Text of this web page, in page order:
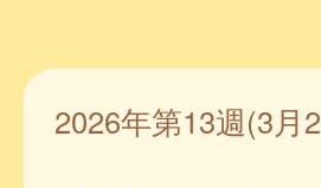
2026年第13週(3月